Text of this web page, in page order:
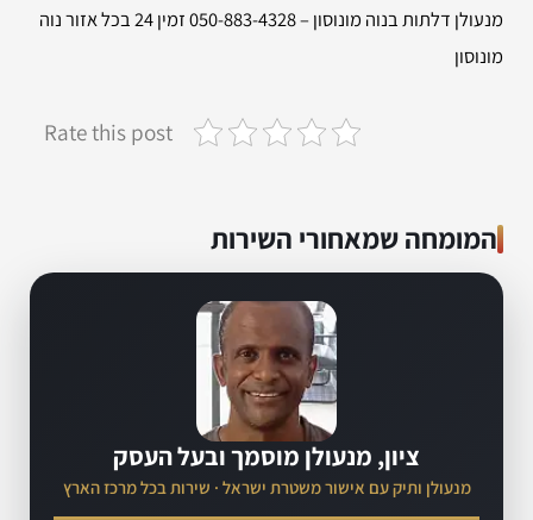
מנעולן דלתות בנוה מונוסון – 050-883-4328 זמין 24 בכל אזור נוה
מונוסון
Rate this post
המומחה שמאחורי השירות
ציון, מנעולן מוסמך ובעל העסק
מנעולן ותיק עם אישור משטרת ישראל · שירות בכל מרכז הארץ